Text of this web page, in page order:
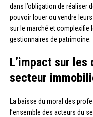
dans l’obligation de réaliser
pouvoir louer ou vendre
sur le marché et complexifie
gestionnaires de patrimoine.
L’impact sur
secteur
La baisse du moral des
l’ensemble des acteurs du